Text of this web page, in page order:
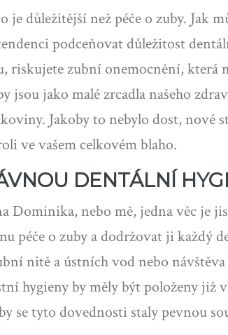
je důležitější než péče o zuby. Jak
podceňovat důležitost
riskujete zubní onemocnění,
jsou jako malé zrcadla našeho
Jakoby to nebylo dost, nové
ve vašem celkovém blaho.
DENTÁLNÍ
Dominika, nebo mě, jedna věc je
péče o zuby a dodržovat ji každý
nitě a ústních vod nebo
hygieny by měly být položeny již
se tyto dovednosti staly pevnou